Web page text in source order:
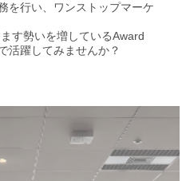
を行い、ワンストップマーケ
す勢いを増しているAward
活躍してみませんか？